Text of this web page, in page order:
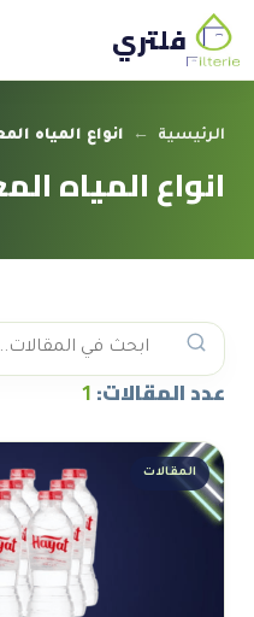
فلتري
الرئيسية ← انواع المياه
انواع المياه
عدد المقالات:1
المقالات